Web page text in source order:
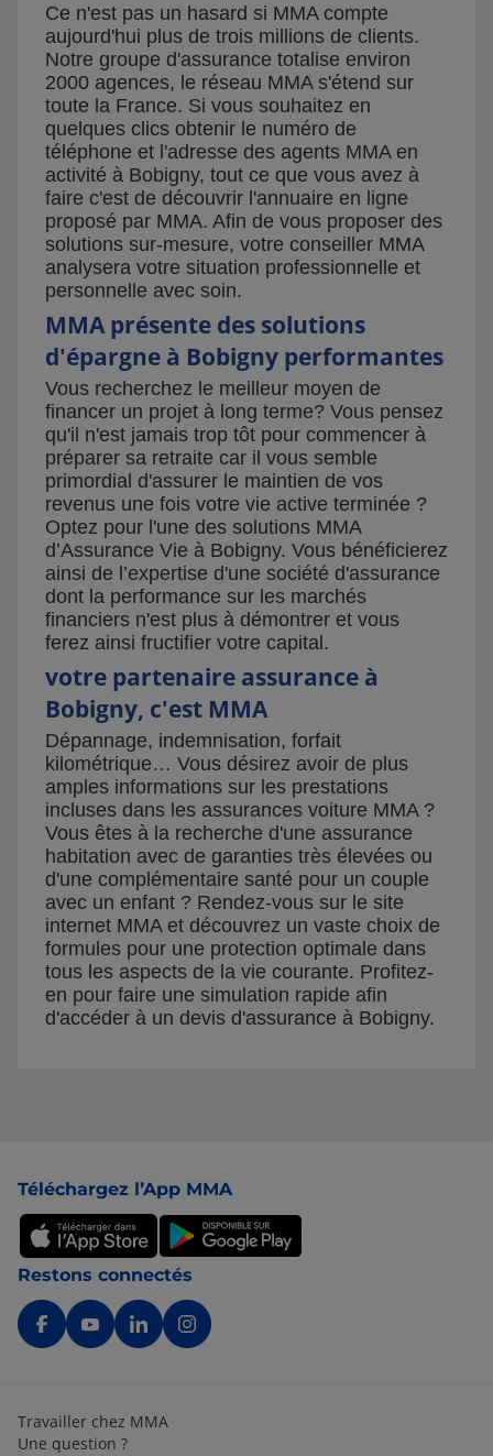
Ce n'est pas un hasard si MMA compte
aujourd'hui plus de trois millions de clients.
Notre groupe d'assurance totalise environ
2000 agences, le réseau MMA s'étend sur
toute la France. Si vous souhaitez en
quelques clics obtenir le numéro de
téléphone et l'adresse des agents MMA en
activité à Bobigny, tout ce que vous avez à
faire c'est de découvrir l'annuaire en ligne
proposé par MMA. Afin de vous proposer des
solutions sur-mesure, votre conseiller MMA
analysera votre situation professionnelle et
personnelle avec soin.
MMA présente des solutions
d'épargne à Bobigny performantes
Vous recherchez le meilleur moyen de
financer un projet à long terme? Vous pensez
qu'il n'est jamais trop tôt pour commencer à
préparer sa retraite car il vous semble
primordial d'assurer le maintien de vos
revenus une fois votre vie active terminée ?
Optez pour l'une des solutions MMA
d’Assurance Vie à Bobigny. Vous bénéficierez
ainsi de l’expertise d'une société d'assurance
dont la performance sur les marchés
financiers n'est plus à démontrer et vous
ferez ainsi fructifier votre capital.
votre partenaire assurance à
Bobigny, c'est MMA
Dépannage, indemnisation, forfait
kilométrique… Vous désirez avoir de plus
amples informations sur les prestations
incluses dans les assurances voiture MMA ?
Vous êtes à la recherche d'une assurance
habitation avec de garanties très élevées ou
d'une complémentaire santé pour un couple
avec un enfant ? Rendez-vous sur le site
internet MMA et découvrez un vaste choix de
formules pour une protection optimale dans
tous les aspects de la vie courante. Profitez-
en pour faire une simulation rapide afin
d'accéder à un devis d'assurance à Bobigny.
Téléchargez l’App MMA
Restons connectés
Travailler chez MMA
Une question ?